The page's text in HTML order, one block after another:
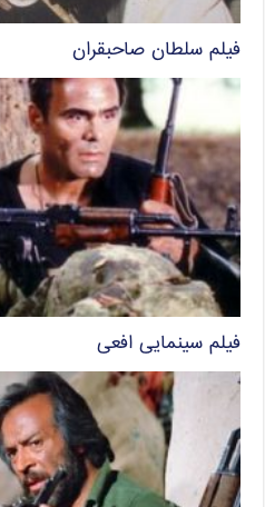
فیلم سلطان صاحبقران
فیلم سینمایی افعی